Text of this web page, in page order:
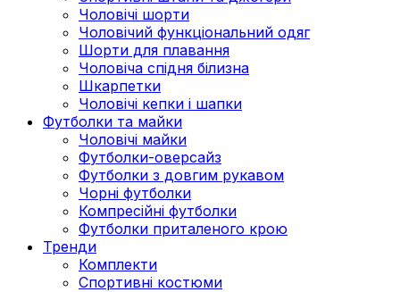
Чоловічі шорти
Чоловічий функціональний одяг
Шорти для плавання
Чоловіча спідня білизна
Шкарпетки
Чоловічі кепки і шапки
Футболки та майки
Чоловічі майки
Футболки-оверсайз
Футболки з довгим рукавом
Чорні футболки
Компресійні футболки
Футболки приталеного крою
Тренди
Комплекти
Спортивні костюми